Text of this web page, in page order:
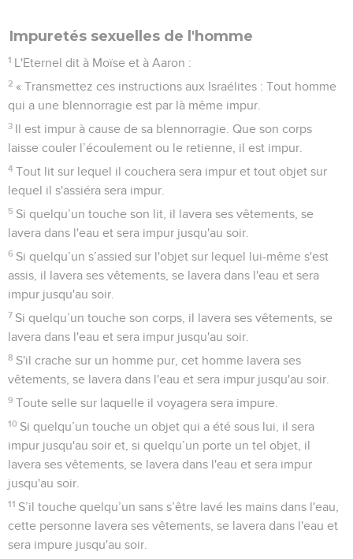
Impuretés sexuelles de l'homme
1 L'Eternel dit à Moïse et à Aaron :
2 « Transmettez ces instructions aux Israélites : Tout homme
qui a une blennorragie est par là même impur.
3 Il est impur à cause de sa blennorragie. Que son corps
laisse couler l’écoulement ou le retienne, il est impur.
4 Tout lit sur lequel il couchera sera impur et tout objet sur
lequel il s'assiéra sera impur.
5 Si quelqu’un touche son lit, il lavera ses vêtements, se
lavera dans l'eau et sera impur jusqu'au soir.
6 Si quelqu’un s’assied sur l'objet sur lequel lui-même s'est
assis, il lavera ses vêtements, se lavera dans l'eau et sera
impur jusqu'au soir.
7 Si quelqu’un touche son corps, il lavera ses vêtements, se
lavera dans l'eau et sera impur jusqu'au soir.
8 S'il crache sur un homme pur, cet homme lavera ses
vêtements, se lavera dans l'eau et sera impur jusqu'au soir.
9 Toute selle sur laquelle il voyagera sera impure.
10 Si quelqu’un touche un objet qui a été sous lui, il sera
impur jusqu'au soir et, si quelqu’un porte un tel objet, il
lavera ses vêtements, se lavera dans l'eau et sera impur
jusqu'au soir.
11 S’il touche quelqu’un sans s’être lavé les mains dans l'eau,
cette personne lavera ses vêtements, se lavera dans l'eau et
sera impure jusqu'au soir.